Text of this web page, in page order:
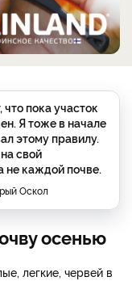
пока участок
Я тоже в начале
этому правилу.
свой
не каждой почве.
Оскол
осенью
легкие, червей в